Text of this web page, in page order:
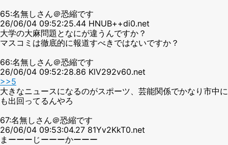
65:名無しさん＠恐縮です
26/06/04 09:52:25.44 HNUB++di0.net
大学の大麻問題となにが違うんですか？
マスコミは徹底的に報道すべきではないですか？
66:名無しさん＠恐縮です
26/06/04 09:52:28.86 KlV292v60.net
>>5
大きなニュースになるのがスポーツ、芸能関係でかなり市中に
も出回ってるんやろ
67:名無しさん＠恐縮です
26/06/04 09:53:04.27 81Yv2KkT0.net
まーーーじーーーかーーー